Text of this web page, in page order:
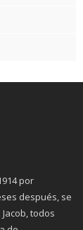
por
después, se
todos